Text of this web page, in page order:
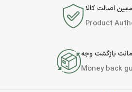
اصالت کالا
Product
بازگشت وجه
Money back